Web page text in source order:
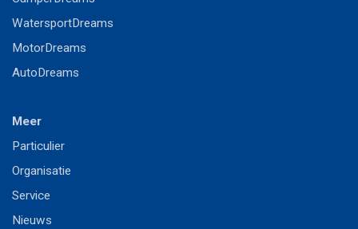
WatersportDreams
MotorDreams
AutoDreams
Meer
Particulier
Organisatie
Service
Nieuws